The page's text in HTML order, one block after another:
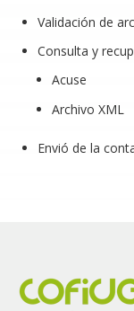
Validación de
Consulta y
Acuse
Archivo XML
Envió de la